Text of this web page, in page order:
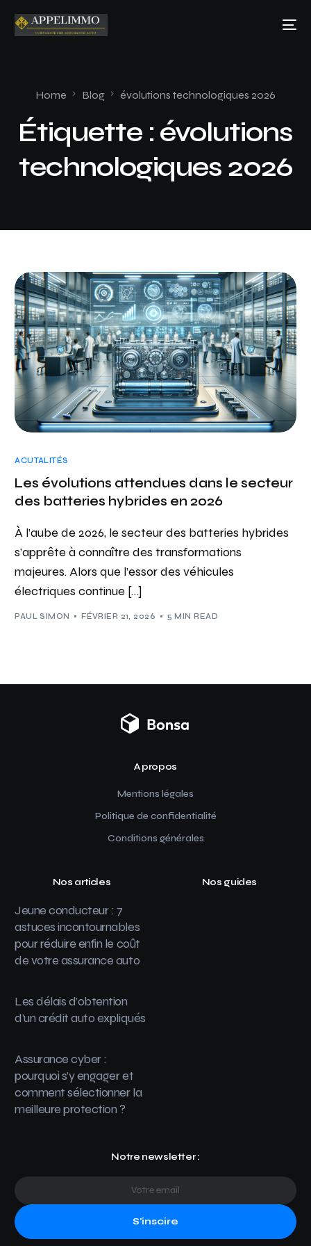
Home Blog évolutions technologiques 2026
Étiquette : évolutions
technologiques 2026
ACUTALITÉS
Les évolutions attendues dans le secteur
des batteries hybrides en 2026
À l’aube de 2026, le secteur des batteries hybrides
s’apprête à connaître des transformations
majeures. Alors que l’essor des véhicules
électriques continue […]
PAUL SIMON FÉVRIER 21, 2026 5 MIN READ
A propos
Mentions légales
Politique de confidentialité
Conditions générales
Nos articles
Jeune conducteur : 7
astuces incontournables
pour réduire enfin le coût
de votre assurance auto
Les délais d’obtention
d’un crédit auto expliqués
Assurance cyber :
pourquoi s’y engager et
comment sélectionner la
meilleure protection ?
Nos guides
Notre newsletter :
S'inscire